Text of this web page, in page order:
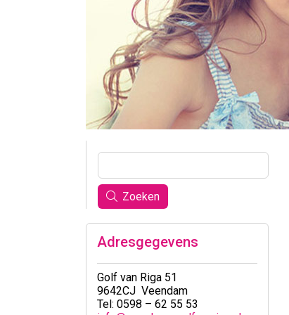
Zoeken
Adresgegevens
Golf van Riga 51
9642CJ Veendam
Tel: 0598 – 62 55 53